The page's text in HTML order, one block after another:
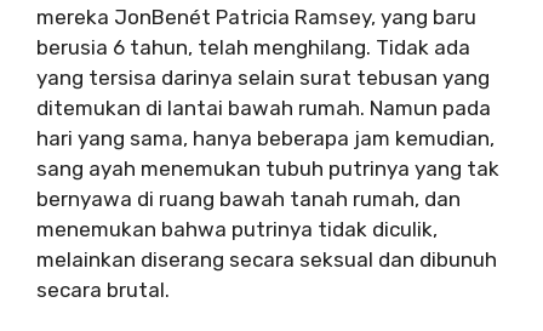
mereka JonBenét Patricia Ramsey, yang baru
berusia 6 tahun, telah menghilang. Tidak ada
yang tersisa darinya selain surat tebusan yang
ditemukan di lantai bawah rumah. Namun pada
hari yang sama, hanya beberapa jam kemudian,
sang ayah menemukan tubuh putrinya yang tak
bernyawa di ruang bawah tanah rumah, dan
menemukan bahwa putrinya tidak diculik,
melainkan diserang secara seksual dan dibunuh
secara brutal.